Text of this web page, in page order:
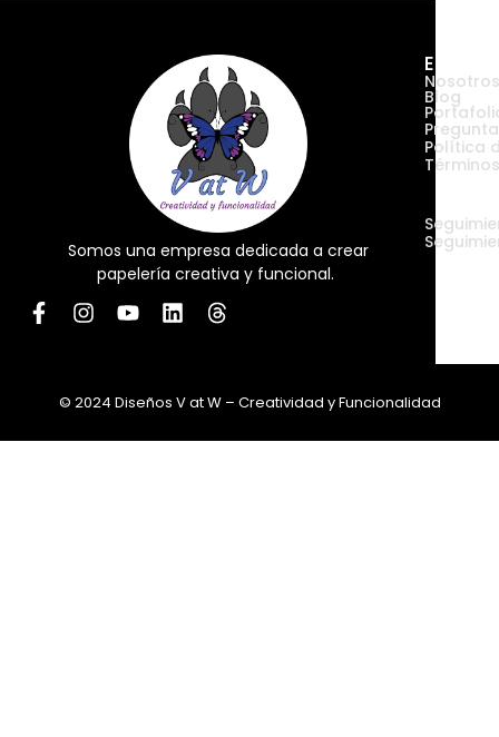
Somos una empresa dedicada a crear
papelería creativa y funcional.
Nosotros
Blog
Política
© 2024 Diseños V at W – Creatividad y Funcionalidad